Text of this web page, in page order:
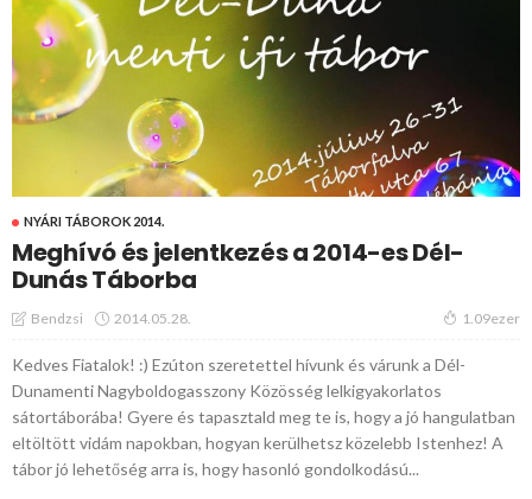
NYÁRI TÁBOROK 2014.
Meghívó és jelentkezés a 2014-es Dél-
Dunás Táborba
Bendzsi 2014.05.28. 1.09ezer
Kedves Fiatalok! :) Ezúton szeretettel hívunk és várunk a Dél-
Dunamenti Nagyboldogasszony Közösség lelkigyakorlatos
sátortáborába! Gyere és tapasztald meg te is, hogy a jó hangulatban
eltöltött vidám napokban, hogyan kerülhetsz közelebb Istenhez! A
tábor jó lehetőség arra is, hogy hasonló gondolkodású...